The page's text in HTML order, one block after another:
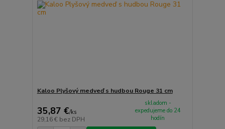
Kaloo Plyšový medveď s hudbou Rouge 31 cm
35,87 €/ks
29,16 € bez DPH
skladom -
expedujeme do 24
hodín